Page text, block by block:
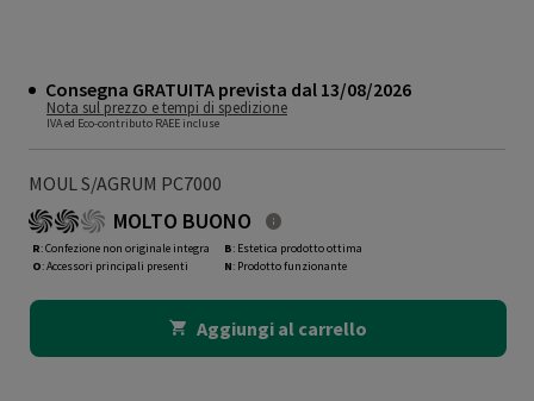
Consegna GRATUITA prevista dal 13/08/2026
Nota sul prezzo e tempi di spedizione
IVA ed Eco-contributo RAEE incluse
MOUL S/AGRUM PC7000
MOLTO BUONO
R: Confezione non originale integra
O: Accessori principali presenti
B: Estetica prodotto ottima
N: Prodotto funzionante
Aggiungi al carrello